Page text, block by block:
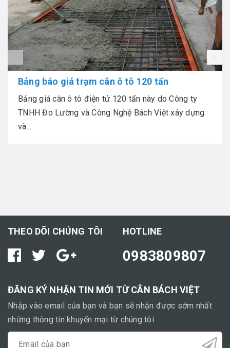
Bảng báo giá trạm cân ô tô 120 tấn
Bảng giá cân ô tô điện tử 120 tấn này do Công ty
TNHH Đo Lường và Công Nghệ Bách Việt xây dựng
và...
prev
THEO DÕI CHÚNG TÔI HOTLINE
0983809807
ĐĂNG KÝ NHẬN TIN MỚI TỪ CÂN BÁCH VIỆT
Nhập vào email của bạn và bạn sẽ nhận được sớm nhất
những thông tin khuyến mại từ chúng tôi